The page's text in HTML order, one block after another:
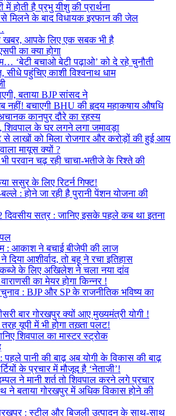
में होती है प्रभु यीशु की प्रार्थना
मिलने के बाद विधायक इरफान की जेल
खबर, आपके लिए एक सबक भी है
का क्या होगा
‘बेटी बचाओ बेटी पढ़ाओ’ को दे रहे चुनौती
पहुंचिए काशी विश्वनाथ धाम
बताया BJP सांसद ने
नहीं! बचाएगी BHU की हृदय महाकषाय औषधि
कानपुर दौरे का रहस्य
शिवपाल के घर लगने लगा जमावड़ा
लाखों को मिला रोजगार और करोड़ों की हुई आय
मायूस क्यों ?
भी परवान चढ़ रही चाचा-भतीजे के रिश्ते की
ससुर के लिए रिटर्न गिफ्ट!
: होने जा रही है पुरानी पेंशन योजना की
दिवसीय सत्र : जानिए इसके पहले कब था इतना
: आकाश ने बचाई बीजेपी की लाज
दिया आशीर्वाद, तो बहू ने रचा इतिहास
कब्जे के लिए अखिलेश ने चला नया दांव
का मेयर होगा किन्नर !
: BJP और SP के राजनीतिक भविष्य का
बार गोरखपुर क्यों आए मुख्यमंत्री योगी !
तरह यूपी में भी होगा तख़्ता पलट!
शिवपाल का मास्टर स्ट्रोक
पहले पानी की बाढ़ अब योगी के विकास की बाढ़
के प्रचार में मौजूद है ‘नेताजी’!
ने मानी शर्त तो शिवपाल करने लगे प्रचार
ने बताया गोरखपुर में अधिक विकास होने की
: स्टील और बिजली उत्पादन के साथ-साथ